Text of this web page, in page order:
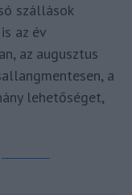
szállások
az év
az augusztus
a
lehetőséget,